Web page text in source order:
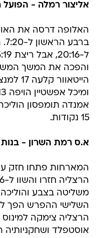
אליצור רמלה - הפועל
האלופה דרסה את
והפכה את המשך
ומיכל אפשטיין הויפה 13.
אמנדה תומפסון
15 נקודות.
א.ס רמת השרון - בנות
השלישי ההפרש הפך
אוסטפלד ושחקניותיה